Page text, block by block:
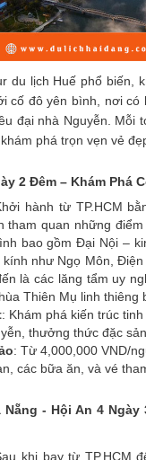
du lịch Huế phổ biến,
cố đô yên bình, nơi có
đại nhà Nguyễn. Mỗi
phá trọn vẹn vẻ
2 Đêm – Khám Phá
hành từ TP.HCM
tham quan những
bao gồm Đại Nội –
như Ngọ Môn,
là các lăng tẩm uy
Thiên Mụ linh thiêng
: Khám phá kiến trúc
thưởng thức đặc sản
: Từ 4,000,000 VND/
các bữa ăn, và vé
Nẵng - Hội An 4 Ngày
khi bay từ TP.HCM